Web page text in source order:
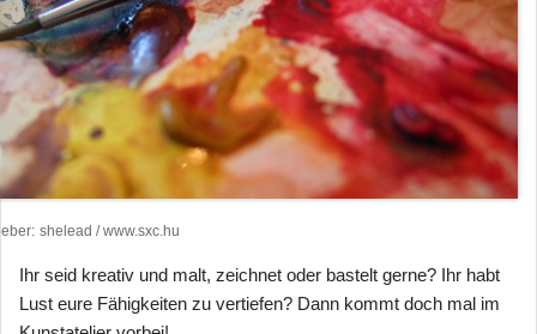
shelead / www.sxc.hu
Ihr seid kreativ und malt, zeichnet oder bastelt gerne? Ihr habt
Lust eure Fähigkeiten zu vertiefen? Dann kommt doch mal im